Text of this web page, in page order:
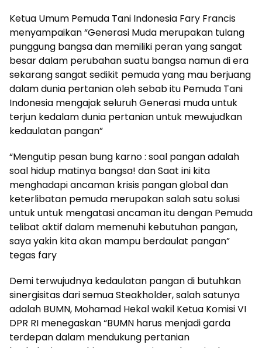
Ketua Umum Pemuda Tani Indonesia Fary Francis
menyampaikan “Generasi Muda merupakan tulang
punggung bangsa dan memiliki peran yang sangat
besar dalam perubahan suatu bangsa namun di era
sekarang sangat sedikit pemuda yang mau berjuang
dalam dunia pertanian oleh sebab itu Pemuda Tani
Indonesia mengajak seluruh Generasi muda untuk
terjun kedalam dunia pertanian untuk mewujudkan
kedaulatan pangan”
“Mengutip pesan bung karno : soal pangan adalah
soal hidup matinya bangsa! dan Saat ini kita
menghadapi ancaman krisis pangan global dan
keterlibatan pemuda merupakan salah satu solusi
untuk untuk mengatasi ancaman itu dengan Pemuda
telibat aktif dalam memenuhi kebutuhan pangan,
saya yakin kita akan mampu berdaulat pangan”
tegas fary
Demi terwujudnya kedaulatan pangan di butuhkan
sinergisitas dari semua Steakholder, salah satunya
adalah BUMN, Mohamad Hekal wakil Ketua Komisi VI
DPR RI menegaskan “BUMN harus menjadi garda
terdepan dalam mendukung pertanian